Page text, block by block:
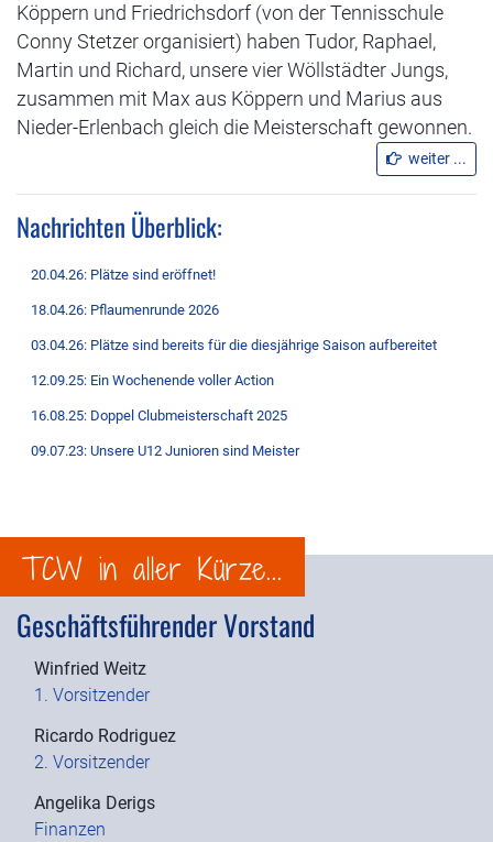
Köppern und Friedrichsdorf (von der Tennisschule
Conny Stetzer organisiert) haben Tudor, Raphael,
Martin und Richard, unsere vier Wöllstädter Jungs,
zusammen mit Max aus Köppern und Marius aus
Nieder-Erlenbach gleich die Meisterschaft gewonnen.
weiter ...
Nachrichten Überblick:
20.04.26: Plätze sind eröffnet!
18.04.26: Pflaumenrunde 2026
03.04.26: Plätze sind bereits für die diesjährige Saison aufbereitet
12.09.25: Ein Wochenende voller Action
16.08.25: Doppel Clubmeisterschaft 2025
09.07.23: Unsere U12 Junioren sind Meister
TCW in aller Kürze...
Geschäftsführender Vorstand
Winfried Weitz
1. Vorsitzender
Ricardo Rodriguez
2. Vorsitzender
Angelika Derigs
Finanzen